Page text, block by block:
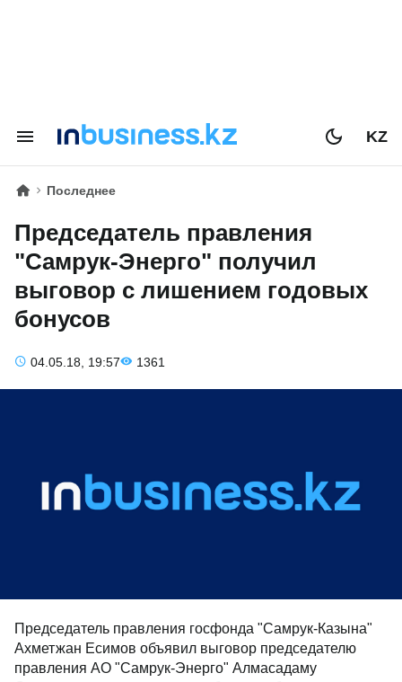
KZ
Последнее
Председатель правления
"Самрук-Энерго" получил
выговор с лишением годовых
бонусов
04.05.18, 19:57 1361
Председатель правления госфонда "Самрук-Казына"
Ахметжан Есимов объявил выговор председателю
правления АО "Самрук-Энерго" Алмасадаму